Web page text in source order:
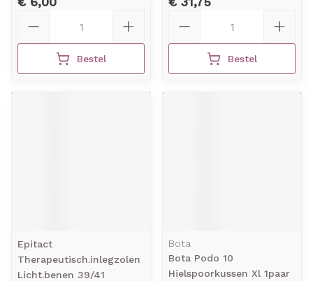
Bestel Bestel
Epitact
Therapeutisch.inlegzolen
Licht.benen 39/41
Bota
Bota Podo 10
Hielspoorkussen Xl 1paar